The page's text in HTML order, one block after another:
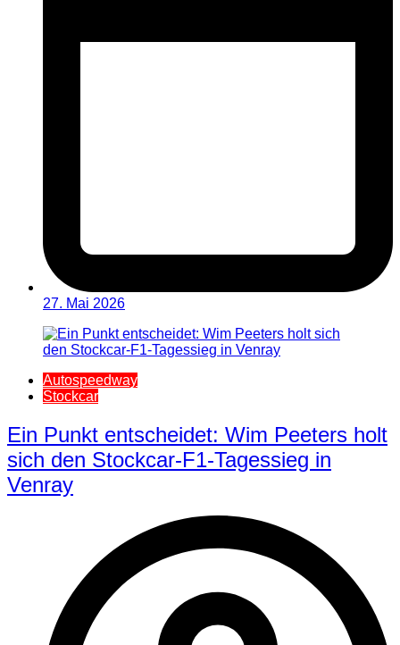
27. Mai 2026
Autospeedway
Stockcar
Ein Punkt entscheidet: Wim Peeters holt
sich den Stockcar-F1-Tagessieg in
Venray